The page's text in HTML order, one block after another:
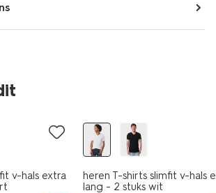
v-hals extra
heren T-shirts slimfit v-hals
lang - 2 stuks wit